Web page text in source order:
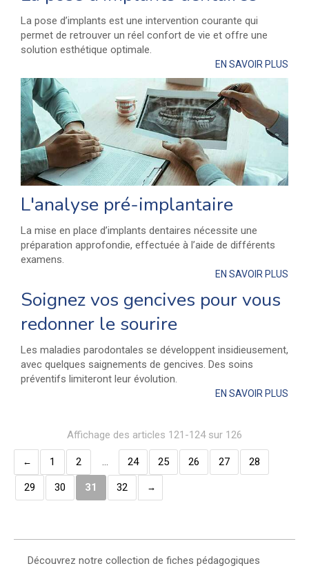
La pose d’implants est une intervention courante qui
permet de retrouver un réel confort de vie et offre une
solution esthétique optimale.
EN SAVOIR PLUS
L'analyse pré-implantaire
La mise en place d’implants dentaires nécessite une
préparation approfondie, effectuée à l’aide de différents
examens.
EN SAVOIR PLUS
Soignez vos gencives pour vous
redonner le sourire
Les maladies parodontales se développent insidieusement,
avec quelques saignements de gencives. Des soins
préventifs limiteront leur évolution.
EN SAVOIR PLUS
Affichage des articles 121-124 sur 126
1 2 24 25 26 27 28
29 30 31 32
Découvrez notre collection de fiches pédagogiques